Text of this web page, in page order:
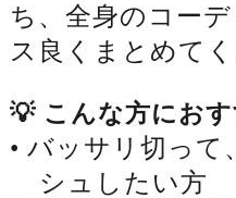
ち、全身のコー
ス良くまとめてく
💡 こんな方におす
• バッサリ切って
シュしたい方